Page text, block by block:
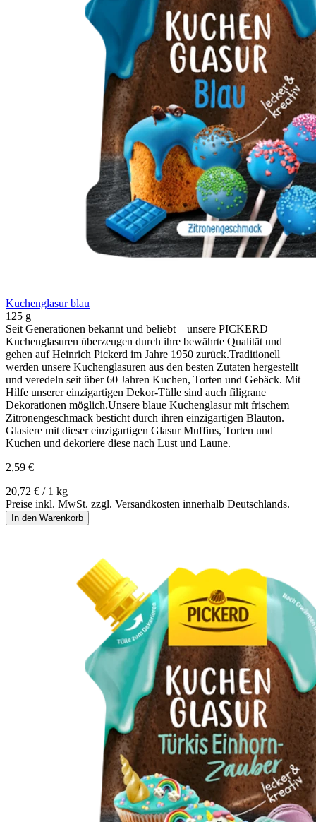
Kuchenglasur blau
125 g
Seit Generationen bekannt und beliebt – unsere PICKERD
Kuchenglasuren überzeugen durch ihre bewährte Qualität und
gehen auf Heinrich Pickerd im Jahre 1950 zurück.Traditionell
werden unsere Kuchenglasuren aus den besten Zutaten hergestellt
und veredeln seit über 60 Jahren Kuchen, Torten und Gebäck. Mit
Hilfe unserer einzigartigen Dekor-Tülle sind auch filigrane
Dekorationen möglich.Unsere blaue Kuchenglasur mit frischem
Zitronengeschmack besticht durch ihren einzigartigen Blauton.
Glasiere mit dieser einzigartigen Glasur Muffins, Torten und
Kuchen und dekoriere diese nach Lust und Laune.
2,59 €
20,72 € / 1 kg
Preise inkl. MwSt. zzgl. Versandkosten innerhalb Deutschlands.
In den Warenkorb